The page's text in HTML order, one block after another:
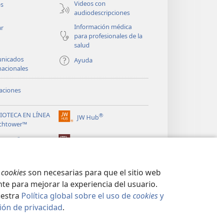
cookiesson necesarias para que el sitio web
para mejorar la experiencia del usuario.
Política global sobre el uso decookiesy
de privacidad.
Videos con
audiodescripciones
Información médica
para profesionales de la
salud
Ayuda
EN LÍNEA
JW Hub®
(abre
nueva
®
| CONFIGURACIÓN DE PRIVACIDAD